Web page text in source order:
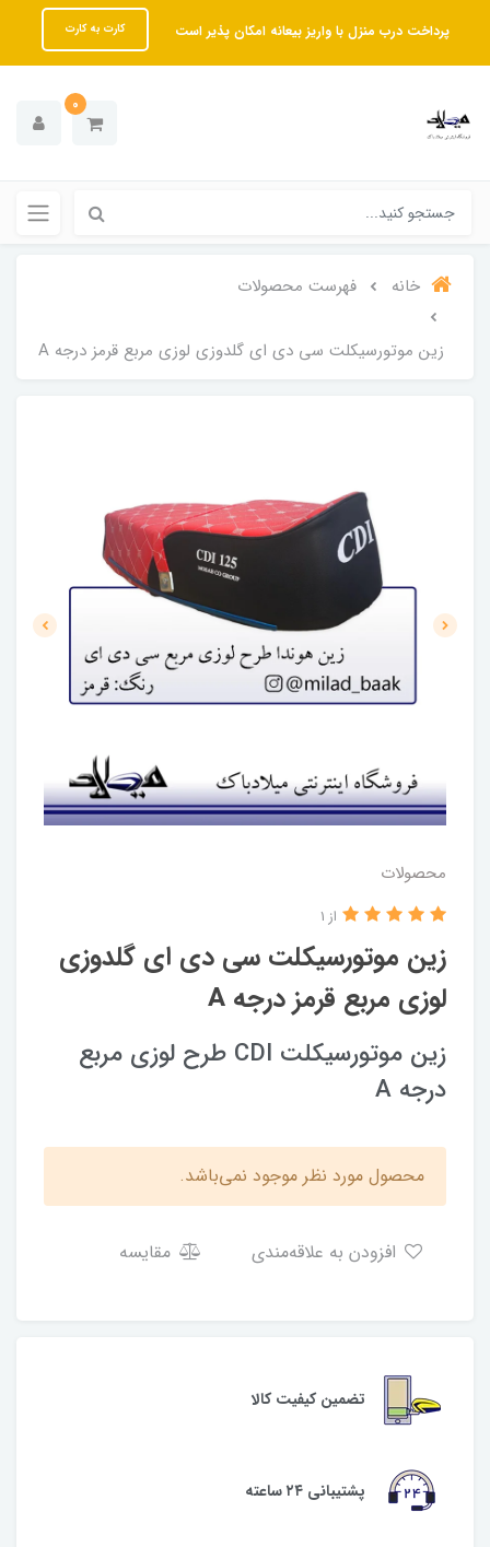
پرداخت درب منزل با واریز بیعانه امکان پذیر است کارت به کارت
0
خانه فهرست محصولات
زین موتورسیکلت سی دی ای گلدوزی لوزی مربع قرمز درجه A
محصولات
زین موتورسیکلت سی دی ای گلدوزی
لوزی مربع قرمز درجه A
از 1
زین موتورسیکلت CDI طرح لوزی مربع
درجه A
محصول مورد نظر موجود نمی‌باشد.
مقایسه
تضمین کیفیت کالا
پشتیبانی ۲۴ ساعته